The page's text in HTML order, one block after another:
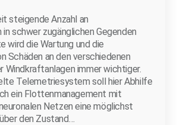
steigende Anzahl an
schwer zugänglichen Gegenden
wird die Wartung und die
Schäden an den verschiedenen
Windkraftanlagen immer wichtiger.
Telemetriesystem soll hier Abhilfe
ein Flottenmanagement mit
Netzen eine möglichst
den Zustand…